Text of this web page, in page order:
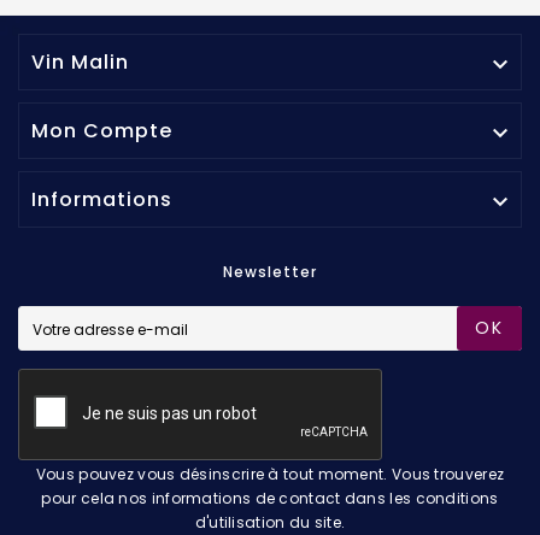
Vin Malin 
Mon Compte 
Informations 
Newsletter
OK
Vous pouvez vous désinscrire à tout moment. Vous trouverez
pour cela nos informations de contact dans les conditions
d'utilisation du site.